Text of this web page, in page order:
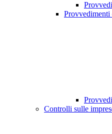
Controlli sulle